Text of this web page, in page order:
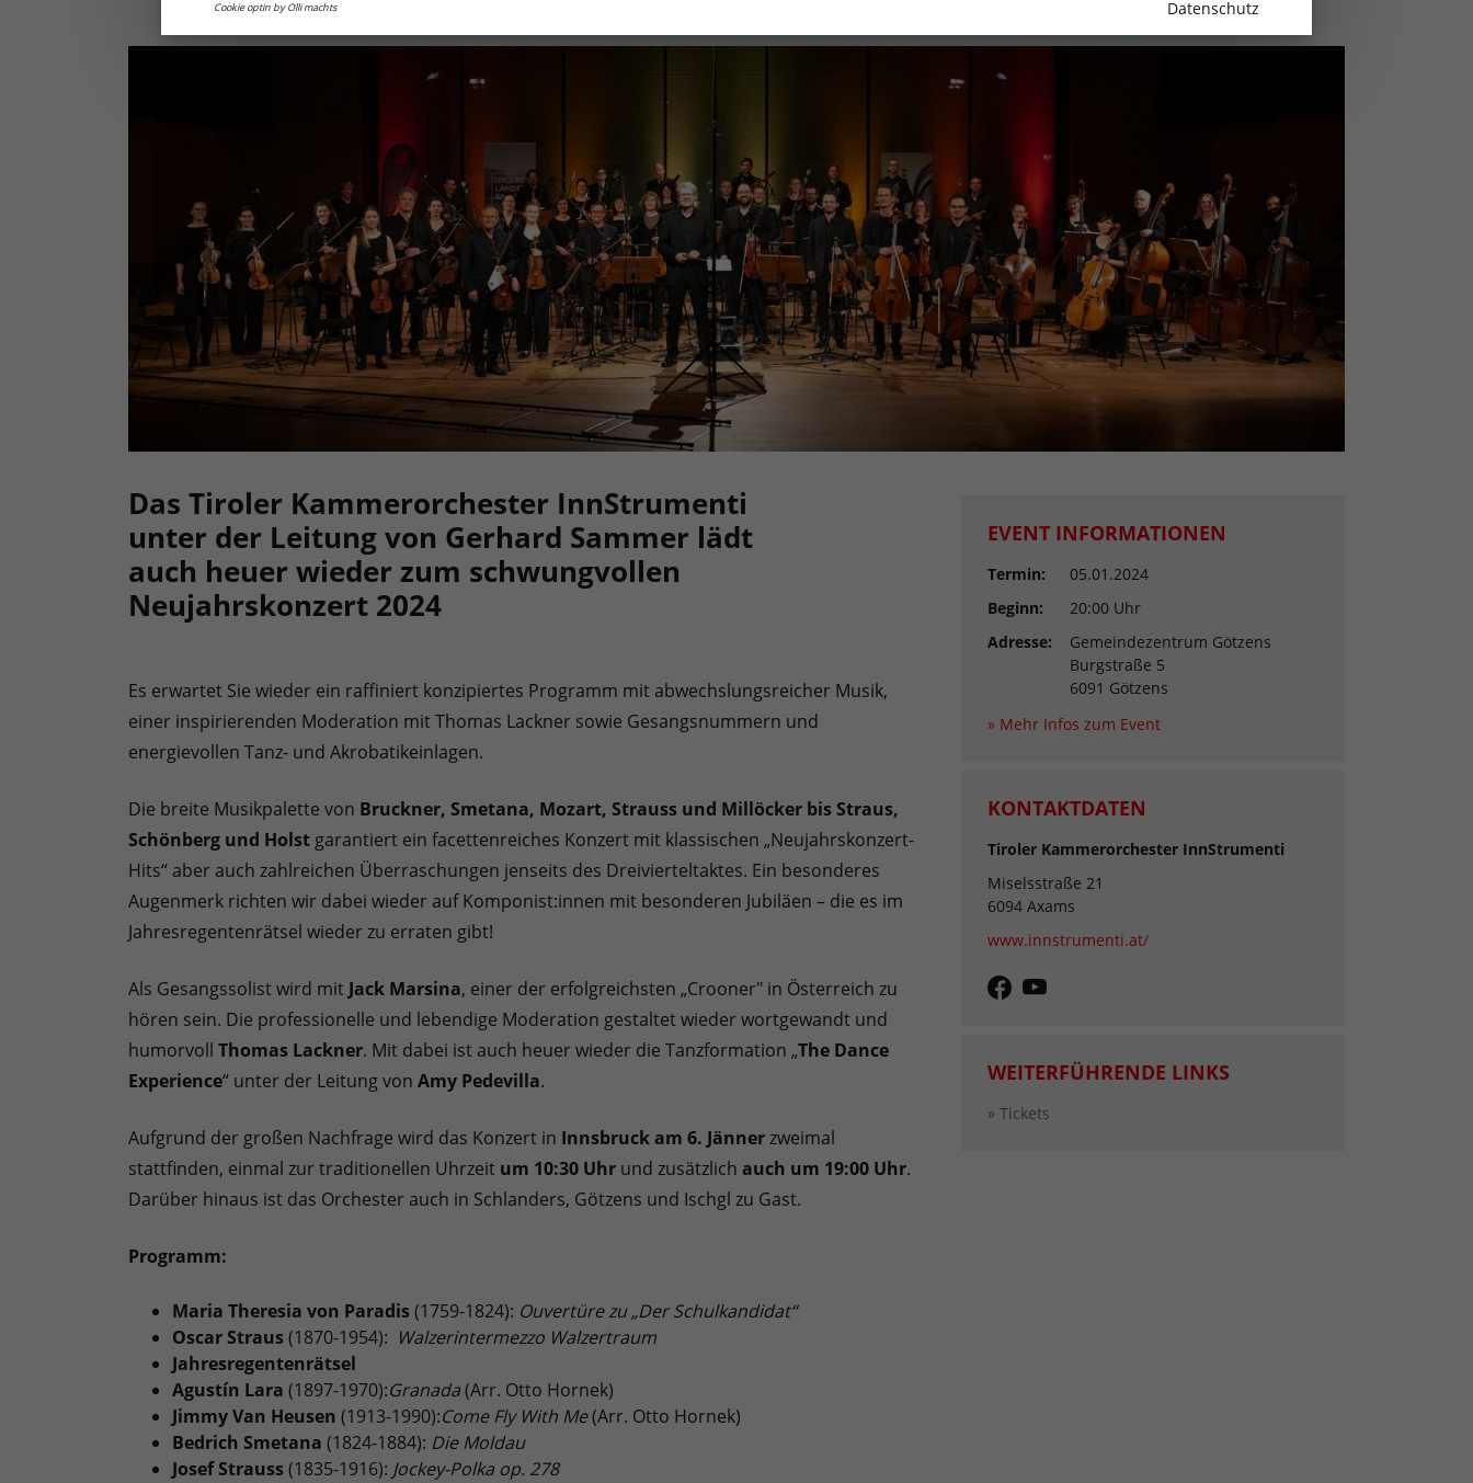
Das Tiroler Kammerorchester InnStrumenti
unter der Leitung von Gerhard Sammer lädt
auch heuer wieder zum schwungvollen
Neujahrskonzert 2024
Es erwartet Sie wieder ein raffiniert konzipiertes Programm mit abwechslungsreicher Musik,
einer inspirierenden Moderation mit Thomas Lackner sowie Gesangsnummern und
energievollen Tanz- und Akrobatikeinlagen.
Die breite Musikpalette von Bruckner, Smetana, Mozart, Strauss und Millöcker bis Straus,
Schönberg und Holst garantiert ein facettenreiches Konzert mit klassischen „Neujahrskonzert-
Hits“ aber auch zahlreichen Überraschungen jenseits des Dreivierteltaktes. Ein besonderes
Augenmerk richten wir dabei wieder auf Komponist:innen mit besonderen Jubiläen – die es im
Jahresregentenrätsel wieder zu erraten gibt!
Als Gesangssolist wird mit Jack Marsina, einer der erfolgreichsten „Crooner" in Österreich zu
hören sein. Die professionelle und lebendige Moderation gestaltet wieder wortgewandt und
humorvoll Thomas Lackner. Mit dabei ist auch heuer wieder die Tanzformation „The Dance
Experience“ unter der Leitung von Amy Pedevilla.
Aufgrund der großen Nachfrage wird das Konzert in Innsbruck am 6. Jännerzweimal
stattfinden, einmal zur traditionellen Uhrzeit um 10:30 Uhr und zusätzlich auch um 19:00 Uhr.
Darüber hinaus ist das Orchester auch in Schlanders, Götzens und Ischgl zu Gast.
Programm:
Maria Theresia von Paradis(1759-1824): Ouvertüre zu „Der Schulkandidat“
Oscar Straus(1870-1954): Walzerintermezzo Walzertraum
Jahresregentenrätsel
Agustín Lara (1897-1970):Granada(Arr. Otto Hornek)
Jimmy Van Heusen (1913-1990):Come Fly With Me(Arr. Otto Hornek)
Bedrich Smetana (1824-1884): Die Moldau
Josef Strauss(1835-1916): Jockey-Polka op. 278
EVENT INFORMATIONEN
Termin:
05.01.2024
Beginn:
20:00 Uhr
Adresse:
Gemeindezentrum Götzens
Burgstraße 5
6091 Götzens
» Mehr Infos zum Event
KONTAKTDATEN
Tiroler Kammerorchester InnStrumenti
Miselsstraße 21
6094 Axams
www.innstrumenti.at/
WEITERFÜHRENDE LINKS
» Tickets
Cookie optin by Olli machts Datenschutz